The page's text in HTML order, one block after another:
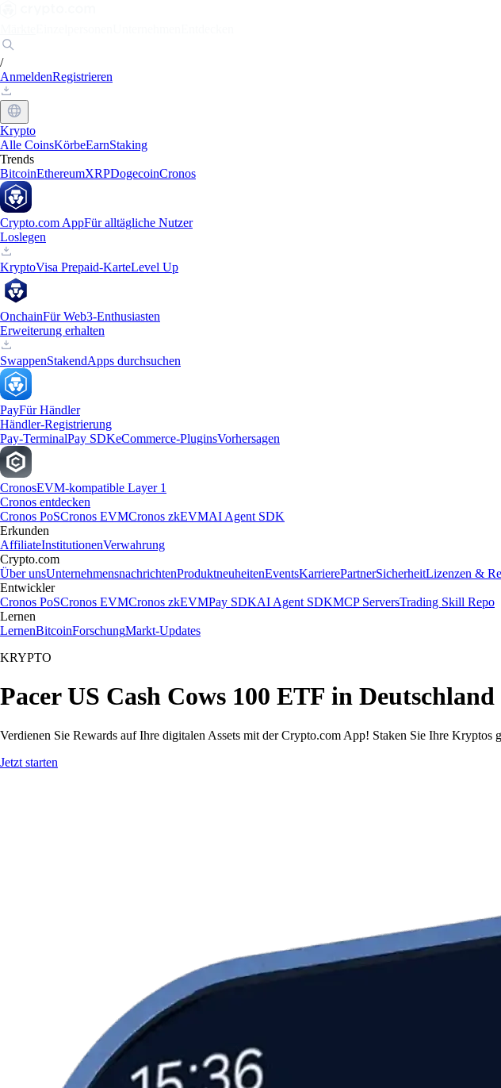
/
AnmeldenRegistrieren
Krypto
Alle CoinsKörbeEarnStaking
Trends
BitcoinEthereumXRPDogecoinCronos
Crypto.com AppFür alltägliche Nutzer
Loslegen
KryptoVisa Prepaid-KarteLevel Up
OnchainFür Web3-Enthusiasten
Erweiterung erhalten
SwappenStakendApps durchsuchen
PayFür Händler
Händler-Registrierung
Pay-TerminalPay SDKeCommerce-PluginsVorhersagen
CronosEVM-kompatible Layer 1
Cronos entdecken
Cronos PoSCronos EVMCronos zkEVMAI Agent SDK
Erkunden
AffiliateInstitutionenVerwahrung
Crypto.com
Über unsUnternehmensnachrichtenProduktneuheitenEventsKarrierePartnerSicherheitLizenzen &
Entwickler
Cronos PoSCronos EVMCronos zkEVMPay SDKAI Agent SDKMCP ServersTrading Skill Repo
Lernen
LernenBitcoinForschungMarkt-Updates
KRYPTO
Pacer US Cash Cows 100 ETF in
Verdienen Sie Rewards auf Ihre digitalen Assets mit der Crypto.com App! Staken Sie Ihre
Jetzt starten